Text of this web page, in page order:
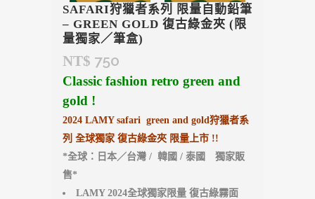
SAFARI狩獵者系列 限量自動鉛筆
– GREEN GOLD 復古綠金夾 (限
量獨家／筆盒)
NT$ 750
Classic fashion retro green and
gold !
2024 LAMY safari green and gold狩獵者系
列 全球獨家 復古綠金夾 限量上市 !!
*全球：日本／台灣 / 韓國 / 泰國 獨家販
售*
LAMY 2024全球獨家限量 復古綠霧面